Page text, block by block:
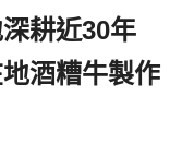
耕近30年
酒糟牛製作